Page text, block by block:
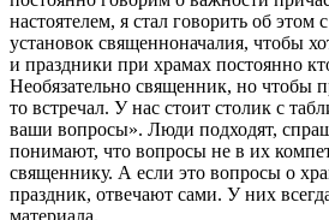
настоятелем, я стал говорить об этом
установок священноначалия, чтобы
и праздники при храмах постоянно
Необязательно священник, но чтобы
то встречал. У нас стоит столик с
ваши вопросы». Люди подходят,
понимают, что вопросы не в их
священнику. А если это вопросы о
праздник, отвечают сами. У них
материала.